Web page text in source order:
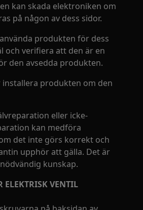
kan skada elektroniken om
på någon av dess sidor.
produkten för dess
och verifiera att den är en
den avsedda produkten.
installera produkten om den
eller icke-
kan medföra
det inte görs korrekt och
upphör att gälla. Det är
kunskap.
ELEKTRISK VENTIL